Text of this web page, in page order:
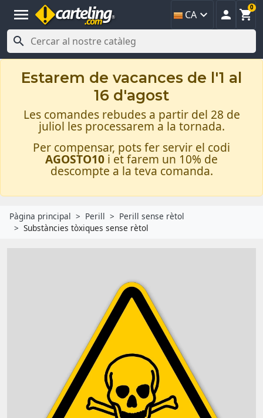
menu CA   
0

Estarem de vacances de l'1 al
16 d'agost
Les comandes rebudes a partir del 28 de
juliol les processarem a la tornada.
Per compensar, pots fer servir el codi
AGOSTO10 i et farem un 10% de
descompte a la teva comanda.
Pàgina principal Perill
Perill sense rètol
Substàncies tòxiques sense rètol